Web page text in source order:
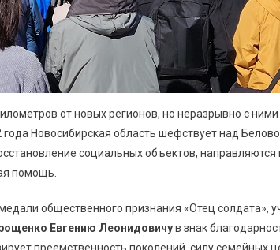
от новых регионов, но неразрывно с ними
Новосибирская область шефствует над
социальных объектов,
помощь.
общественного признания «Отец
Евгению Леонидовичув знак